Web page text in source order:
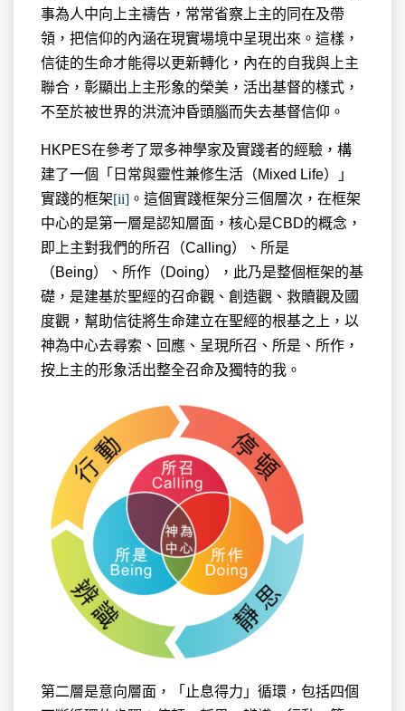
事為人中向上主禱告，常常省察上主的同在及帶
領，把信仰的內涵在現實場境中呈現出來。這樣，
信徒的生命才能得以更新轉化，內在的自我與上主
聯合，彰顯出上主形象的榮美，活出基督的樣式，
不至於被世界的洪流沖昏頭腦而失去基督信仰。
HKPES在參考了眾多神學家及實踐者的經驗，構
建了一個「日常與靈性兼修生活（Mixed Life）」
實踐的框架[ii] 。這個實踐框架分三個層次，在框架
中心的是第一層是認知層面，核心是CBD的概念，
即上主對我們的所召（Calling）、所是
（Being）、所作（Doing），此乃是整個框架的基
礎，是建基於聖經的召命觀、創造觀、救贖觀及國
度觀，幫助信徒將生命建立在聖經的根基之上，以
神為中心去尋索、回應、呈現所召、所是、所作，
按上主的形象活出整全召命及獨特的我。
第二層是意向層面，「止息得力」循環，包括四個